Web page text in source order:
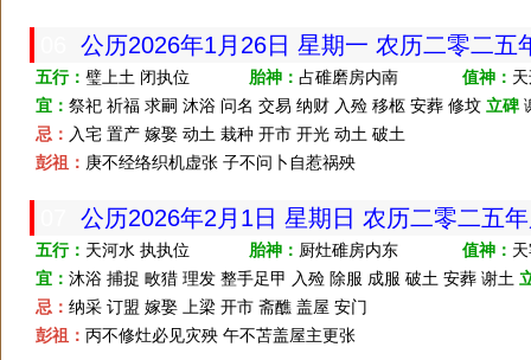
公历2026年1月26日 星期一 农历二零二
五行： 璧上土 闭执位 胎神： 占碓磨房内南 值神：
宜： 祭祀 祈福 求嗣 沐浴 问名 交易 纳财 入殓 移柩 安葬 修坟 立碑
忌： 入宅 置产 嫁娶 动土 栽种 开市 开光 动土 破土
彭祖： 庚不经络织机虚张 子不问卜自惹祸殃
公历2026年2月1日 星期日 农历二零二五
五行： 天河水 执执位 胎神： 厨灶碓房内东 值神：
宜： 沐浴 捕捉 畋猎 理发 整手足甲 入殓 除服 成服 破土 安葬 谢土
忌： 纳采 订盟 嫁娶 上梁 开市 斋醮 盖屋 安门
彭祖： 丙不修灶必见灾殃 午不苫盖屋主更张